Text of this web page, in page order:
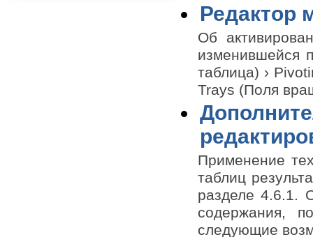
Редактор
Об
изменившейся
таблица) ›
Trays (Поля
Применение
таблиц
разделе 4.6.1.
содержания,
следующие